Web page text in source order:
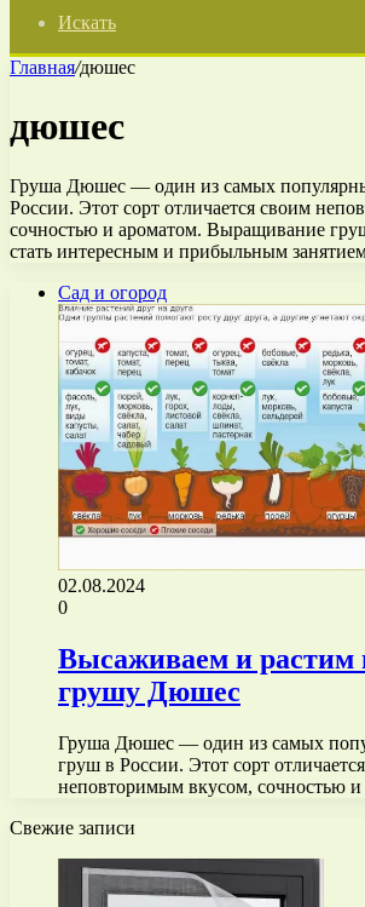
Искать
Главная/дюшес
дюшес
Груша Дюшес — один из самых
России. Этот сорт отличается своим
сочностью и ароматом. Выращивание
стать интересным и прибыльным
Сад и огород
02.08.2024
0
Высаживаем и растим
грушу Дюшес
Груша Дюшес — один из самых
груш в России. Этот сорт
неповторимым вкусом, сочностью
Свежие записи